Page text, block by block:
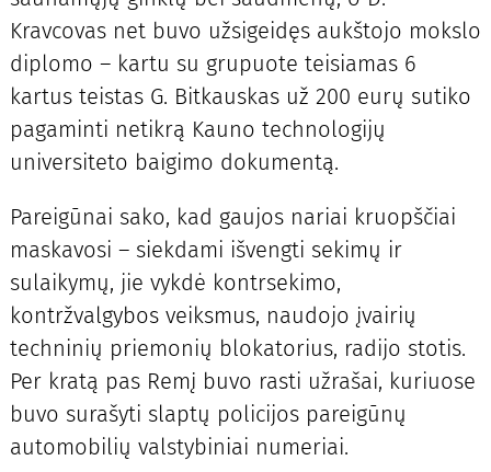
Kravcovas net buvo užsigeidęs aukštojo mokslo
diplomo – kartu su grupuote teisiamas 6
kartus teistas G. Bitkauskas už 200 eurų sutiko
pagaminti netikrą Kauno technologijų
universiteto baigimo dokumentą.
Pareigūnai sako, kad gaujos nariai kruopščiai
maskavosi – siekdami išvengti sekimų ir
sulaikymų, jie vykdė kontrsekimo,
kontržvalgybos veiksmus, naudojo įvairių
techninių priemonių blokatorius, radijo stotis.
Per kratą pas Remį buvo rasti užrašai, kuriuose
buvo surašyti slaptų policijos pareigūnų
automobilių valstybiniai numeriai.